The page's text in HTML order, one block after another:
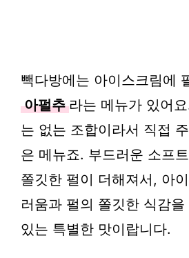
빽다방에는 아이스크림에
아펄추 라는 메뉴가 있어
는 없는 조합이라서 직접
은 메뉴죠. 부드러운 소프
쫄깃한 펄이 더해져서, 아
러움과 펄의 쫄깃한 식감
있는 특별한 맛이랍니다.